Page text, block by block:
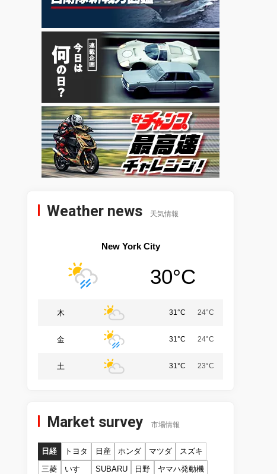
Weather news 天気情報
New York City
30°C
木 31°C 24°C
金 31°C 24°C
土 31°C 23°C
Market survey 市場情報
日経 トヨタ 日産 ホンダ マツダ
スズキ
三菱
いすゞ SUBARU 日野 ヤマハ発動機